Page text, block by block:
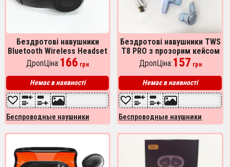
Бездротові навушники
Bluetooth Wireless Headset
P47 Black Гарнітура для ПК,
телефону з мікрофоном
ДропЦіна:166 грн
Немає в наявності
Беспроводные наушники
Бездротові навушники TWS
T8 PRO з прозорим кейсом
Вакуумний LED дисплей
Bluetooth 5.3. Колір:
блакитний
ДропЦіна:157 грн
Немає в наявності
Беспроводные наушники